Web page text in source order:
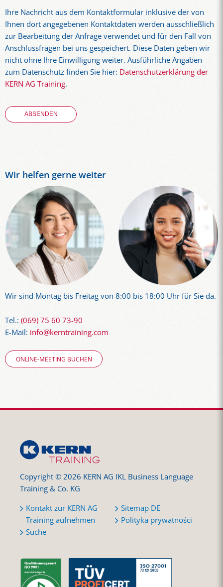
Ihre Nachricht aus dem Kontaktformular inklusive der von
Ihnen dort angegebenen Kontaktdaten werden ausschließlich
zur Bearbeitung der Anfrage verwendet und für den Fall von
Anschlussfragen bei uns gespeichert. Diese Daten geben wir
nicht ohne Ihre Einwilligung weiter. Ausführliche Angaben
zum Datenschutz finden Sie hier: Datenschutzerklärung der
KERN AG Training.
Wir helfen gerne weiter
Wir sind Montag bis Freitag von 8:00 bis 18:00 Uhr für Sie da.
Tel.: (069) 75 60 73-90
E-Mail: info@kerntraining.com
ONLINE-MEETING BUCHEN
Copyright © 2026 KERN AG IKL Business Language
Training & Co. KG
Kontakt zur KERN AG
Training aufnehmen
Suche
Sitemap DE
Polityka prywatności